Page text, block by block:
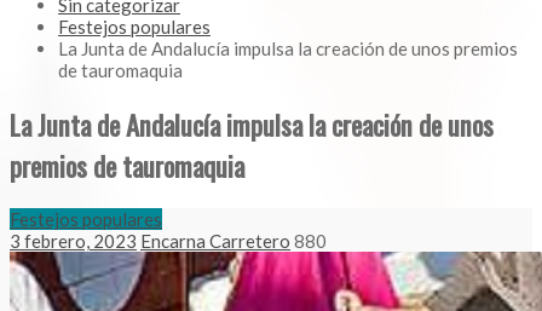
Sin categorizar
Festejos populares
La Junta de Andalucía impulsa la creación de unos premios
de tauromaquia
La Junta de Andalucía impulsa la creación de unos
premios de tauromaquia
Festejos populares
3 febrero, 2023 Encarna Carretero 880